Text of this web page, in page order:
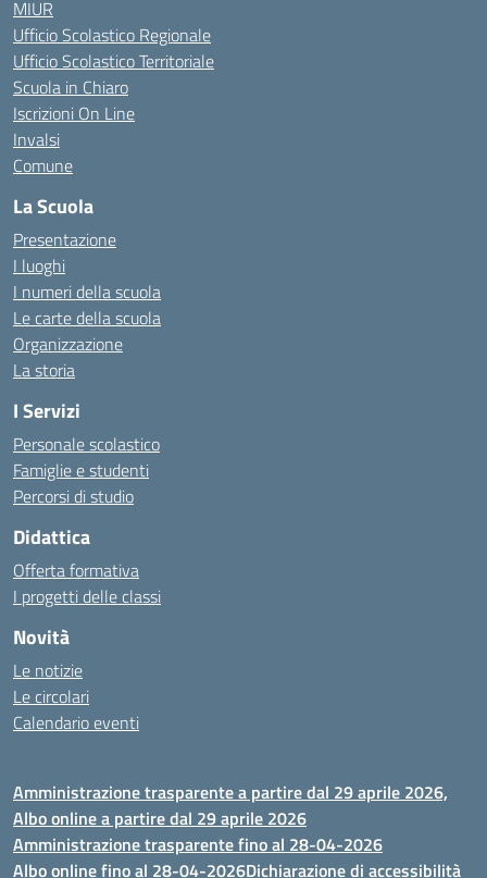
MIUR
Ufficio Scolastico Regionale
Ufficio Scolastico Territoriale
Scuola in Chiaro
Iscrizioni On Line
Invalsi
Comune
La Scuola
Presentazione
I luoghi
I numeri della scuola
Le carte della scuola
Organizzazione
La storia
I Servizi
Personale scolastico
Famiglie e studenti
Percorsi di studio
Didattica
Offerta formativa
I progetti delle classi
Novità
Le notizie
Le circolari
Calendario eventi
Amministrazione trasparente a partire dal 29 aprile 2026,
Albo online a partire dal 29 aprile 2026
Amministrazione trasparente fino al 28-04-2026
Albo online fino al 28-04-2026Dichiarazione di accessibilità